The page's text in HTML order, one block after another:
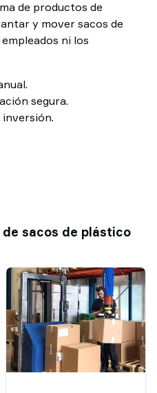
de productos de
y mover sacos de
ni los
segura.
inversión.
sacos de plástico